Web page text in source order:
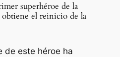
superhéroe de la
el reinicio de la
de este héroe ha